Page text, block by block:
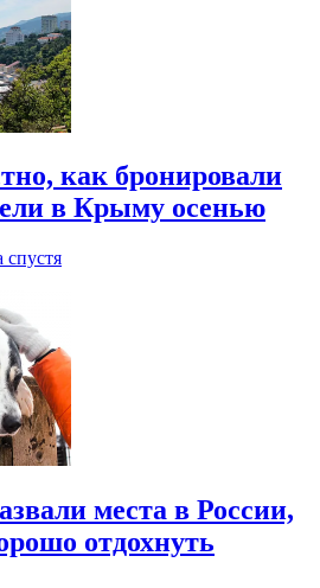
как бронировали
в Крыму осенью
спустя
места в России,
отдохнуть